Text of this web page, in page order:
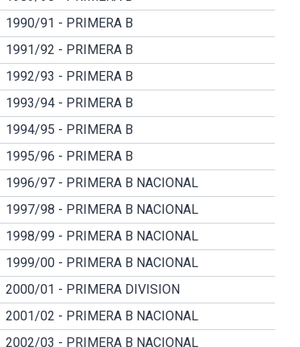
1990/91 - PRIMERA B
1991/92 - PRIMERA B
1992/93 - PRIMERA B
1993/94 - PRIMERA B
1994/95 - PRIMERA B
1995/96 - PRIMERA B
1996/97 - PRIMERA B NACIONAL
1997/98 - PRIMERA B NACIONAL
1998/99 - PRIMERA B NACIONAL
1999/00 - PRIMERA B NACIONAL
2000/01 - PRIMERA DIVISION
2001/02 - PRIMERA B NACIONAL
2002/03 - PRIMERA B NACIONAL